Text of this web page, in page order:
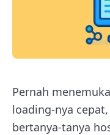
Pernah
loading-nya
bertanya-tanya